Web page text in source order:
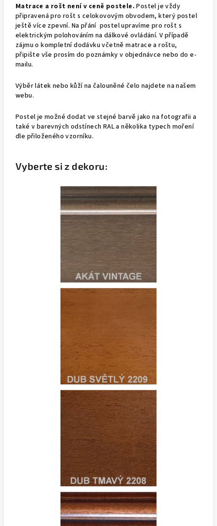
Matrace a rošt není v ceně postele. Postel je vždy
připravená pro rošt s celokovovým obvodem, který postel
ještě více zpevní. Na přání postel upravíme pro rošt s
elektrickým polohováním na dálkové ovládání. V případě
zájmu o kompletní dodávku včetně matrace a roštu,
připište vše prosím do poznámky v objednávce nebo do e-
mailu.
Výběr látek nebo kůží na čalouněné čelo najdete na našem
webu.
Postel je možné dodat ve stejné barvě jako na fotografii a
také v barevných odstínech RAL a několika typech moření
dle přiloženého vzorníku.
Vyberte si z dekoru: